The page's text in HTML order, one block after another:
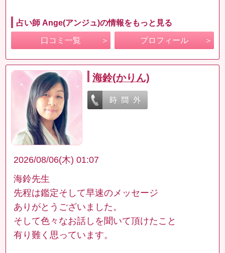
占い師 Ange(アンジュ)の情報をもっと見る
口コミ一覧 プロフィール
海鈴(かりん)
2026/08/06(木) 01:07
海鈴先生
先程は鑑定そして早速のメッセージ
ありがとうございました。
そして色々なお話しを聞いて頂けたこと
有り難く思っています。